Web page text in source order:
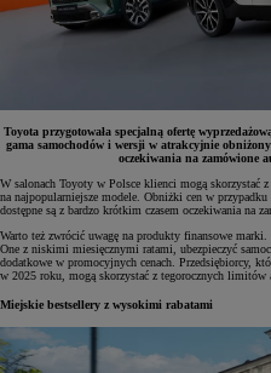
Toyota przygotowała specjalną ofertę
gama samochodów i wersji w atrakcyjnie
oczekiwania na zamówione
W salonach Toyoty w Polsce klienci mogą skorzystać
na najpopularniejsze modele. Obniżki cen w
dostępne są z bardzo krótkim czasem oczekiwania na
Warto też zwrócić uwagę na produkty finansowe
One z niskimi miesięcznymi ratami, ubezpieczyć
dodatkowe w promocyjnych cenach. Przedsiębiorcy,
w 2025 roku, mogą skorzystać z tegorocznych limitów
Miejskie bestsellery z wysokimi rabatami